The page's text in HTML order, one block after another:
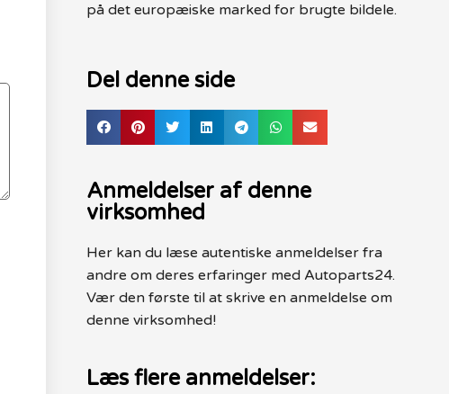
på det europæiske marked for brugte bildele.
Del denne side
Anmeldelser af denne
virksomhed
Her kan du læse autentiske anmeldelser fra
andre om deres erfaringer med Autoparts24.
Vær den første til at skrive en anmeldelse om
denne virksomhed!
Læs flere anmeldelser: